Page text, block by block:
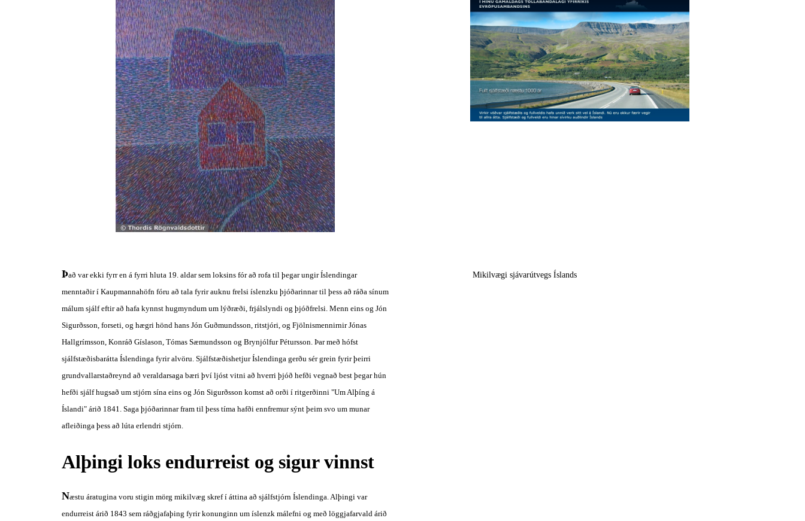
Það var ekki fyrr en á fyrri hluta 19. aldar sem loksins fór að rofa til þegar ungir Íslendingar
menntaðir í Kaupmannahöfn fóru að tala fyrir auknu frelsi íslenzku þjóðarinnar til þess að ráða sínum
málum sjálf eftir að hafa kynnst hugmyndum um lýðræði, frjálslyndi og þjóðfrelsi. Menn eins og Jón
Sigurðsson, forseti, og hægri hönd hans Jón Guðmundsson, ritstjóri, og Fjölnismennirnir Jónas
Hallgrímsson, Konráð Gíslason, Tómas Sæmundsson og Brynjólfur Pétursson. Þar með hófst
sjálfstæðisbarátta Íslendinga fyrir alvöru. Sjálfstæðishetjur Íslendinga gerðu sér grein fyrir þeirri
grundvallarstaðreynd að veraldarsaga bæri því ljóst vitni að hverri þjóð hefði vegnað best þegar hún
hefði sjálf hugsað um stjórn sína eins og Jón Sigurðsson komst að orði í ritgerðinni "Um Alþíng á
Íslandi" árið 1841. Saga þjóðarinnar fram til þess tíma hafði ennfremur sýnt þeim svo um munar
afleiðinga þess að lúta erlendri stjórn.
Alþingi loks endurreist og sigur vinnst
Næstu áratugina voru stigin mörg mikilvæg skref í áttina að sjálfstjórn Íslendinga. Alþingi var
endurreist árið 1843 sem ráðgjafaþing fyrir konunginn um íslenzk málefni og með löggjafarvald árið
Mikilvægi sjávarútvegs Íslands